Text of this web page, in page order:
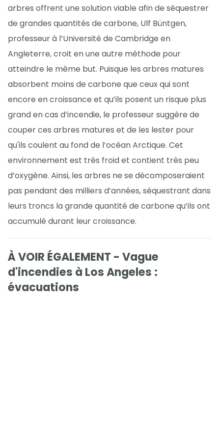
arbres offrent une solution viable afin de séquestrer
de grandes quantités de carbone, Ulf Büntgen,
professeur à l’Université de Cambridge en
Angleterre, croit en une autre méthode pour
atteindre le même but. Puisque les arbres matures
absorbent moins de carbone que ceux qui sont
encore en croissance et qu’ils posent un risque plus
grand en cas d’incendie, le professeur suggère de
couper ces arbres matures et de les lester pour
qu'ils coulent au fond de l’océan Arctique. Cet
environnement est très froid et contient très peu
d’oxygène. Ainsi, les arbres ne se décomposeraient
pas pendant des milliers d’années, séquestrant dans
leurs troncs la grande quantité de carbone qu’ils ont
accumulé durant leur croissance.
À VOIR ÉGALEMENT - Vague
d'incendies à Los Angeles :
évacuations